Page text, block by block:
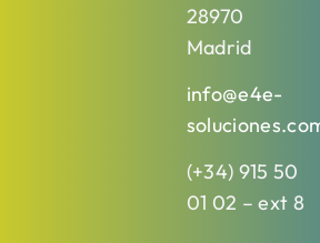
28970
Madrid
info@e4e-
(+34) 915 50
01 02 – ext 8